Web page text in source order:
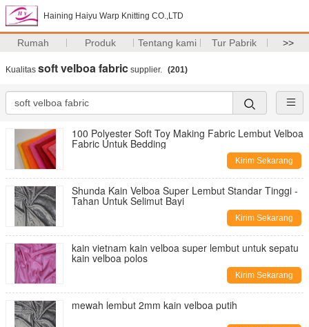
Haining Haiyu Warp Knitting CO.,LTD
Rumah Produk Tentang kami Tur Pabrik >>
Kualitas soft velboa fabric supplier. (201)
100 Polyester Soft Toy Making Fabric Lembut Velboa
Fabric Untuk Bedding
Kirim Sekarang
Shunda Kain Velboa Super Lembut Standar Tinggi -
Tahan Untuk Selimut Bayi
Kirim Sekarang
kain vietnam kain velboa super lembut untuk sepatu
kain velboa polos
Kirim Sekarang
mewah lembut 2mm kain velboa putih